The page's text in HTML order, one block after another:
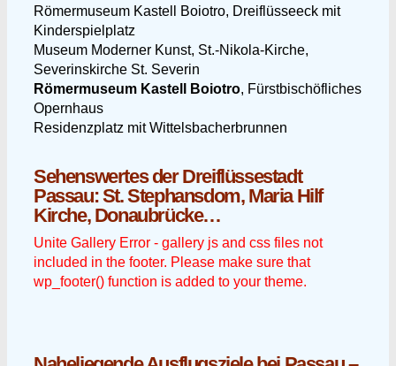
Römermuseum Kastell Boiotro, Dreiflüsseeck mit
Kinderspielplatz
Museum Moderner Kunst, St.-Nikola-Kirche,
Severinskirche St. Severin
Römermuseum Kastell Boiotro, Fürstbischöfliches
Opernhaus
Residenzplatz mit Wittelsbacherbrunnen
Sehenswertes der Dreiflüssestadt
Passau: St. Stephansdom, Maria Hilf
Kirche, Donaubrücke…
Unite Gallery Error - gallery js and css files not
included in the footer. Please make sure that
wp_footer() function is added to your theme.